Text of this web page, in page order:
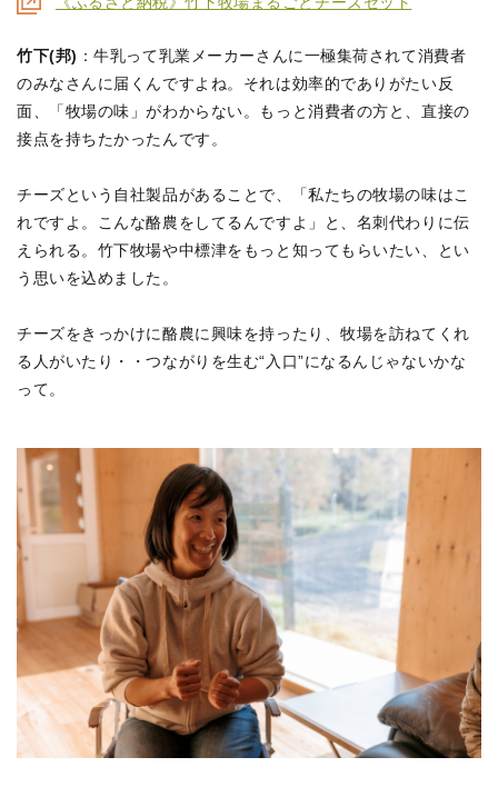
竹下(邦) ：牛乳って乳業メーカーさんに一極集荷されて消費者
のみなさんに届くんですよね。それは効率的でありがたい反
面、「牧場の味」がわからない。もっと消費者の方と、直接の
接点を持ちたかったんです。
チーズという自社製品があることで、「私たちの牧場の味はこ
れですよ。こんな酪農をしてるんですよ」と、名刺代わりに伝
えられる。竹下牧場や中標津をもっと知ってもらいたい、とい
う思いを込めました。
チーズをきっかけに酪農に興味を持ったり、牧場を訪ねてくれ
る人がいたり・・つながりを生む“入口”になるんじゃないかな
って。